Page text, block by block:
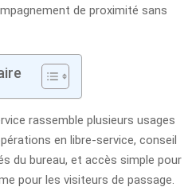
de proximité sans
rassemble plusieurs usages
en libre-service, conseil
du bureau, et accès simple pour
pour les visiteurs de passage.